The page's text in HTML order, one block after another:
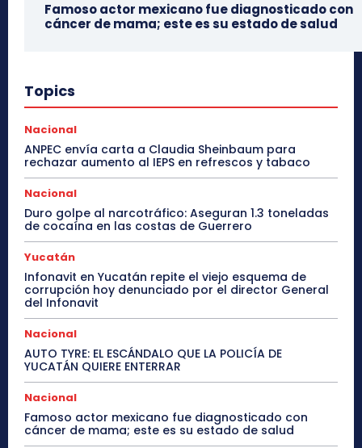
Famoso actor mexicano fue diagnosticado con
cáncer de mama; este es su estado de salud
Topics
Nacional
ANPEC envía carta a Claudia Sheinbaum para
rechazar aumento al IEPS en refrescos y tabaco
Nacional
Duro golpe al narcotráfico: Aseguran 1.3 toneladas
de cocaína en las costas de Guerrero
Yucatán
Infonavit en Yucatán repite el viejo esquema de
corrupción hoy denunciado por el director General
del Infonavit
Nacional
AUTO TYRE: EL ESCÁNDALO QUE LA POLICÍA DE
YUCATÁN QUIERE ENTERRAR
Nacional
Famoso actor mexicano fue diagnosticado con
cáncer de mama; este es su estado de salud